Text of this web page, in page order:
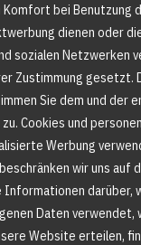
Komfort bei Benutzung
dienen oder
sozialen Netzwerken
Zustimmung gesetzt.
Sie dem und der
Cookies und
Werbung
wir uns auf
Informationen darüber,
Daten verwendet,
Website erteilen,